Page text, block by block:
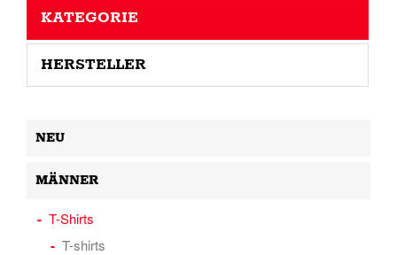
KATEGORIE
HERSTELLER
NEU
MÄNNER
T-Shirts
T-shirts